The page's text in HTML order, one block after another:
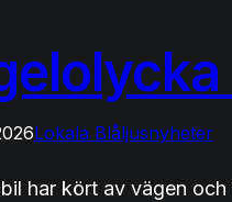
Lokala Blåljusnyheter
har kört av vägen